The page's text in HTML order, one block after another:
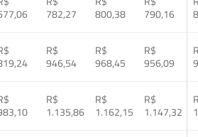
782,27
800,38
790,16
R$
946,54
R$
968,45
R$
956,09
R$
1.135,86
R$
1.162,15
R$
1.147,32